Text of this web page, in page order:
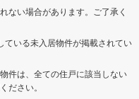
ない場合があります。ご了承く
ている未入居物件が掲載されてい
件は、全ての住戸に該当しない
ださい。